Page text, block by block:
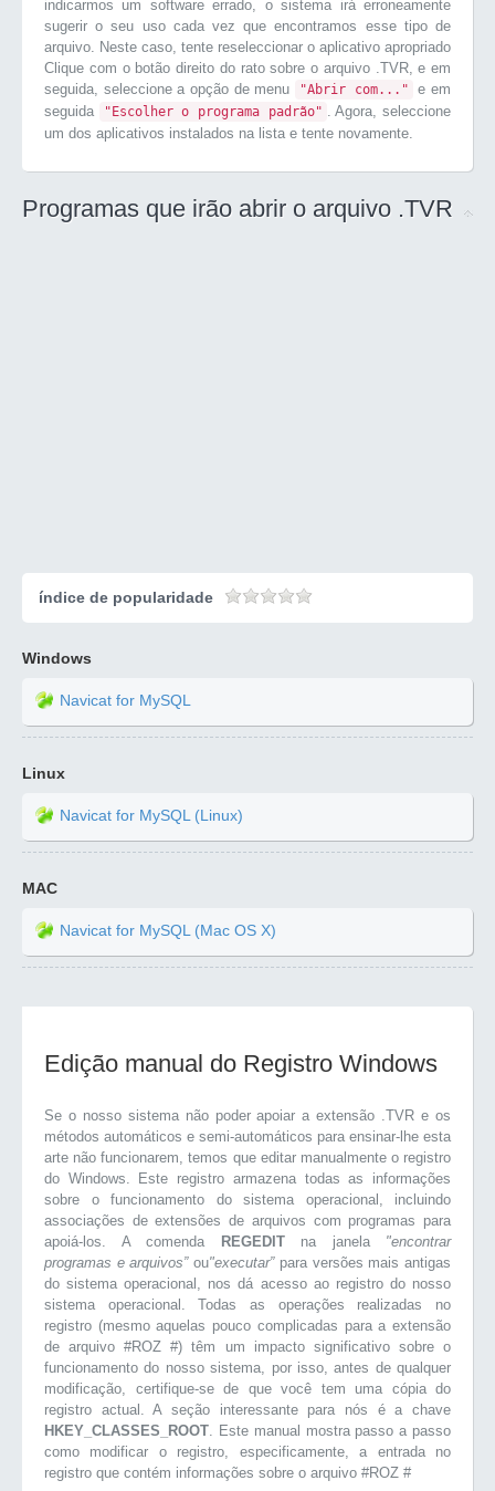
indicarmos um software errado, o sistema irá erroneamente
sugerir o seu uso cada vez que encontramos esse tipo de
arquivo. Neste caso, tente reseleccionar o aplicativo apropriado
Clique com o botão direito do rato sobre o arquivo .TVR, e em
seguida, seleccione a opção de menu
"Abrir com..."
e em
seguida
"Escolher o programa padrão" . Agora, seleccione
um dos aplicativos instalados na lista e tente novamente.
Programas que irão abrir o arquivo .TVR
índice de popularidade
Windows
Navicat for MySQL
Linux
Navicat for MySQL (Linux)
MAC
Navicat for MySQL (Mac OS X)
Edição manual do Registro Windows
Se o nosso sistema não poder apoiar a extensão .TVR e os
métodos automáticos e semi-automáticos para ensinar-lhe esta
arte não funcionarem, temos que editar manualmente o registro
do Windows. Este registro armazena todas as informações
sobre o funcionamento do sistema operacional, incluindo
associações de extensões de arquivos com programas para
apoiá-los. A comenda
REGEDITna janela "encontrar
programas e arquivos”ou"executar”para versões mais antigas
do sistema operacional, nos dá acesso ao registro do nosso
sistema operacional. Todas as operações realizadas no
registro (mesmo aquelas pouco complicadas para a extensão
de arquivo #ROZ #) têm um impacto significativo sobre o
funcionamento do nosso sistema, por isso, antes de qualquer
modificação, certifique-se de que você tem uma cópia do
registro actual. A seção interessante para nós é a chave
HKEY_CLASSES_ROOT. Este manual mostra passo a passo
como modificar o registro, especificamente, a entrada no
registro que contém informações sobre o arquivo #ROZ #